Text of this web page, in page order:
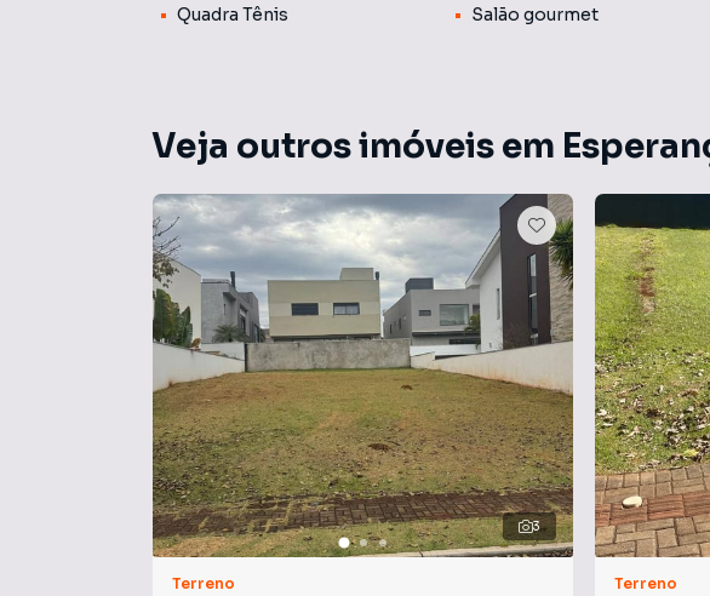
Quadra Tênis
Salão gourmet
Veja outros imóveis em
3
Terreno Terreno